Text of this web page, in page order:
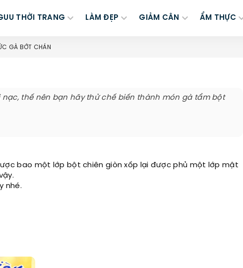
THỜI TRANG LÀM ĐẸP GIẢM CÂN ẨM THỰC
GÀ BỚT CHÁN
thế nên bạn hãy thử chế biến thành món gà tẩm bột
bao một lớp bột chiên giòn xốp lại được phủ một lớp mật
nhé.